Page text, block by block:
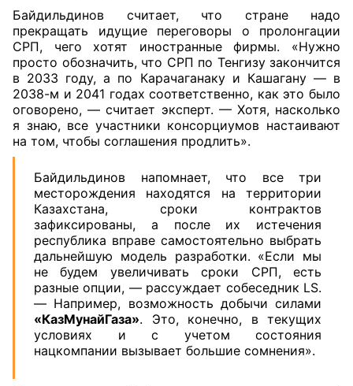
Байдильдинов считает, что стране надо
прекращать идущие переговоры о пролонгации
СРП, чего хотят иностранные фирмы. «Нужно
просто обозначить, что СРП по Тенгизу закончится
в 2033 году, а по Карачаганаку и Кашагану — в
2038-м и 2041 годах соответственно, как это было
оговорено, — считает эксперт. — Хотя, насколько
я знаю, все участники консорциумов настаивают
на том, чтобы соглашения продлить».
Байдильдинов напомнает, что все три
месторождения находятся на территории
Казахстана, сроки контрактов
зафиксированы, а после их истечения
республика вправе самостоятельно выбрать
дальнейшую модель разработки. «Если мы
не будем увеличивать сроки СРП, есть
разные опции, — рассуждает собеседник LS.
— Например, возможность добычи силами
«КазМунайГаза». Это, конечно, в текущих
условиях и с учетом состояния
нацкомпании вызывает большие сомнения».